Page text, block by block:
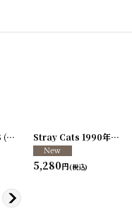
[250117-11
THE JACKSONS (Michael Jackson) 1984年 Victory Tour Stray Cats 1990年 World Tour ラミネート
5,280円(税込)